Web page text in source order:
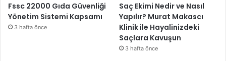
Fssc 22000 Gıda Güvenliği
Yönetim Sistemi Kapsamı
3 hafta önce
Saç Ekimi Nedir ve Nasıl
Yapılır? Murat Makascı
Klinik ile Hayalinizdeki
Saçlara Kavuşun
3 hafta önce